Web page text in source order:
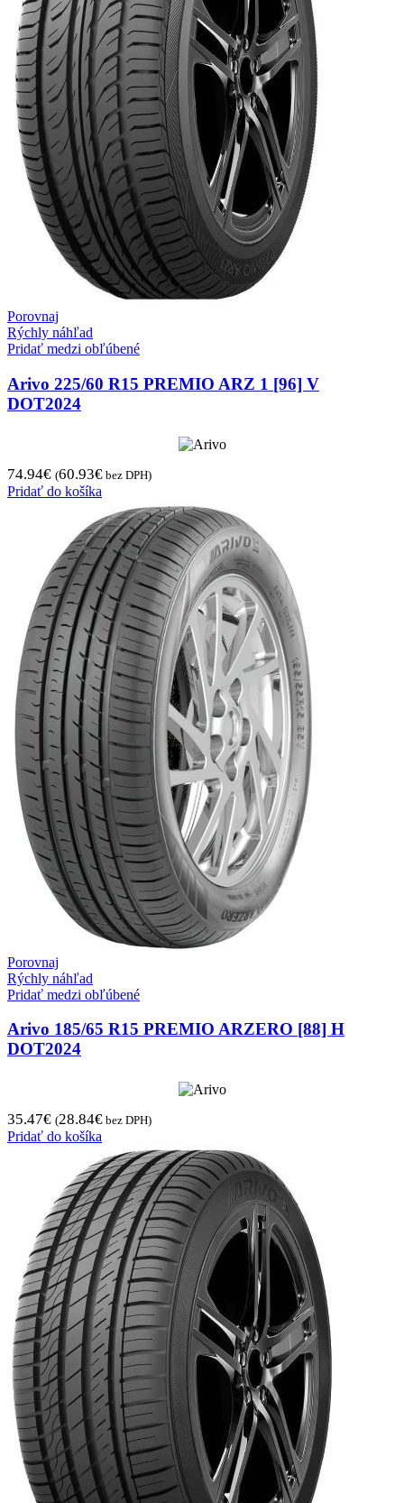
Porovnaj
Rýchly náhľad
Pridať medzi obľúbené
Arivo 225/60 R15 PREMIO ARZ 1 [96] V
DOT2024
74.94€ (60.93€ bez DPH)
Pridať do košíka
Porovnaj
Rýchly náhľad
Pridať medzi obľúbené
Arivo 185/65 R15 PREMIO ARZERO [88] H
DOT2024
35.47€ (28.84€ bez DPH)
Pridať do košíka